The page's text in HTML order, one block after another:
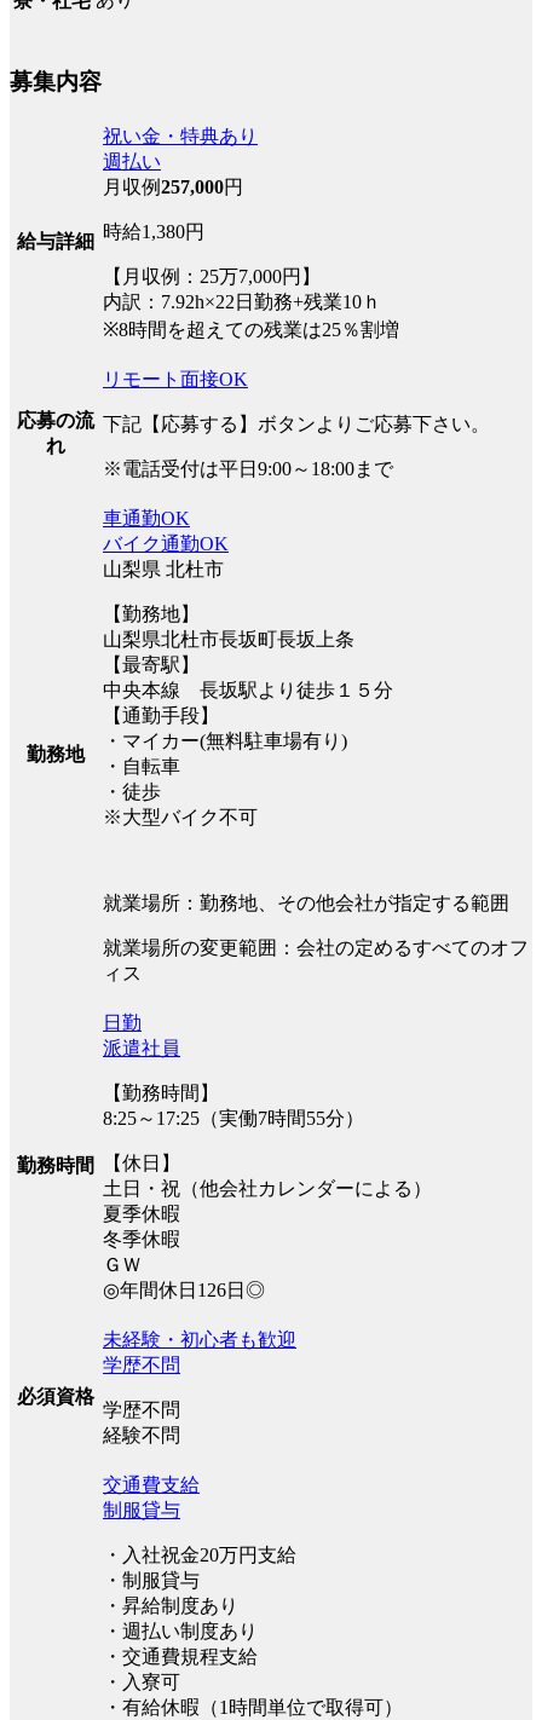
募集内容
給与詳細
祝い金・特典あり
週払い
月収例257,000円
時給1,380円
【月収例：25万7,000円】
内訳：7.92h×22日勤務+残業10ｈ
※8時間を超えての残業は25％割増
応募の流
れ
リモート面接OK
下記【応募する】ボタンよりご応募下さい。
※電話受付は平日9:00～18:00まで
勤務地
車通勤OK
バイク通勤OK
山梨県 北杜市
【勤務地】
山梨県北杜市長坂町長坂上条
【最寄駅】
中央本線 長坂駅より徒歩１５分
【通勤手段】
・マイカー(無料駐車場有り)
・自転車
・徒歩
※大型バイク不可
就業場所：勤務地、その他会社が指定する範囲
就業場所の変更範囲：会社の定めるすべてのオフ
ィス
勤務時間
日勤
派遣社員
【勤務時間】
8:25～17:25（実働7時間55分）
【休日】
土日・祝（他会社カレンダーによる）
夏季休暇
冬季休暇
ＧＷ
◎年間休日126日◎
必須資格
未経験・初心者も歓迎
学歴不問
学歴不問
経験不問
交通費支給
制服貸与
・入社祝金20万円支給
・制服貸与
・昇給制度あり
・週払い制度あり
・交通費規程支給
・入寮可
・有給休暇（1時間単位で取得可）